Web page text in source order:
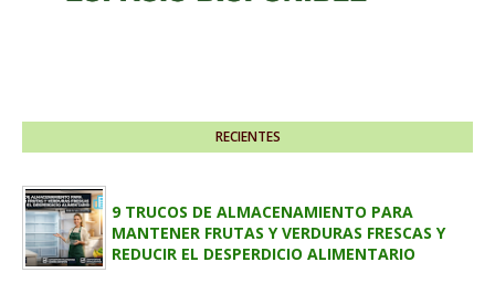
RECIENTES
9 TRUCOS DE ALMACENAMIENTO PARA
MANTENER FRUTAS Y VERDURAS FRESCAS Y
REDUCIR EL DESPERDICIO ALIMENTARIO